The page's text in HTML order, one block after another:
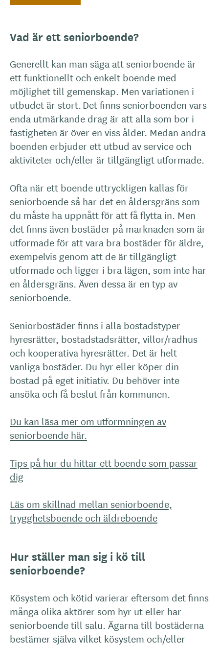
Vad är ett seniorboende?
Generellt kan man säga att seniorboende är
ett funktionellt och enkelt boende med
möjlighet till gemenskap. Men variationen i
utbudet är stort. Det finns seniorboenden vars
enda utmärkande drag är att alla som bor i
fastigheten är över en viss ålder. Medan andra
boenden erbjuder ett utbud av service och
aktiviteter och/eller är tillgängligt utformade.
Ofta när ett boende uttryckligen kallas för
seniorboende så har det en åldersgräns som
du måste ha uppnått för att få flytta in. Men
det finns även bostäder på marknaden som är
utformade för att vara bra bostäder för äldre,
exempelvis genom att de är tillgängligt
utformade och ligger i bra lägen, som inte har
en åldersgräns. Även dessa är en typ av
seniorboende.
Seniorbostäder finns i alla bostadstyper
hyresrätter, bostadstadsrätter, villor/radhus
och kooperativa hyresrätter. Det är helt
vanliga bostäder. Du hyr eller köper din
bostad på eget initiativ. Du behöver inte
ansöka och få beslut från kommunen.
Du kan läsa mer om utformningen av
seniorboende här.
Tips på hur du hittar ett boende som passar
dig
Läs om skillnad mellan seniorboende,
trygghetsboende och äldreboende
Hur ställer man sig i kö till
seniorboende?
Kösystem och kötid varierar eftersom det finns
många olika aktörer som hyr ut eller har
seniorboende till salu. Ägarna till bostäderna
bestämer själva vilket kösystem och/eller